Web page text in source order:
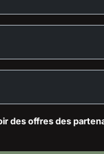
des offres des